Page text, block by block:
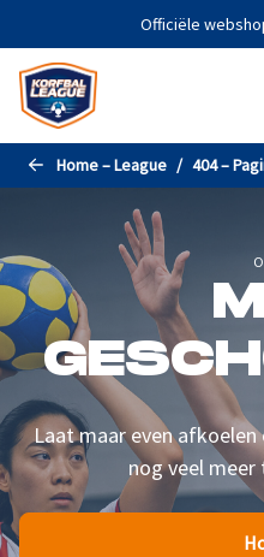
Naar de hoofdinhoud gaan
Officiële
Home – League 404 –
Laat maar even afkoelen
nog veel